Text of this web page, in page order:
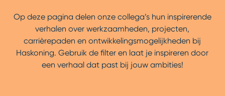
Op deze pagina delen onze collega’s hun inspirerende
verhalen over werkzaamheden, projecten,
carrièrepaden en ontwikkelingsmogelijkheden bij
Haskoning. Gebruik de filter en laat je inspireren door
een verhaal dat past bij jouw ambities!